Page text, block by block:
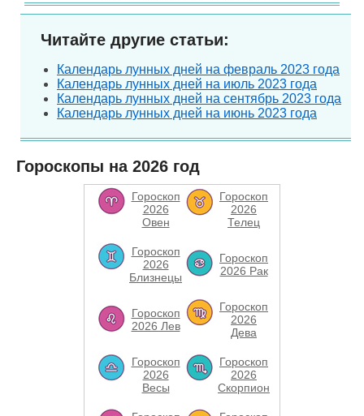
Читайте другие статьи:
Календарь лунных дней на февраль 2023 года
Календарь лунных дней на июль 2023 года
Календарь лунных дней на сентябрь 2023 года
Календарь лунных дней на июнь 2023 года
Гороскопы на 2026 год
Гороскоп
2026
Овен
Гороскоп
2026
Телец
Гороскоп
2026
Близнецы
Гороскоп
2026 Рак
Гороскоп
2026 Лев
Гороскоп
2026
Дева
Гороскоп
2026
Весы
Гороскоп
2026
Скорпион